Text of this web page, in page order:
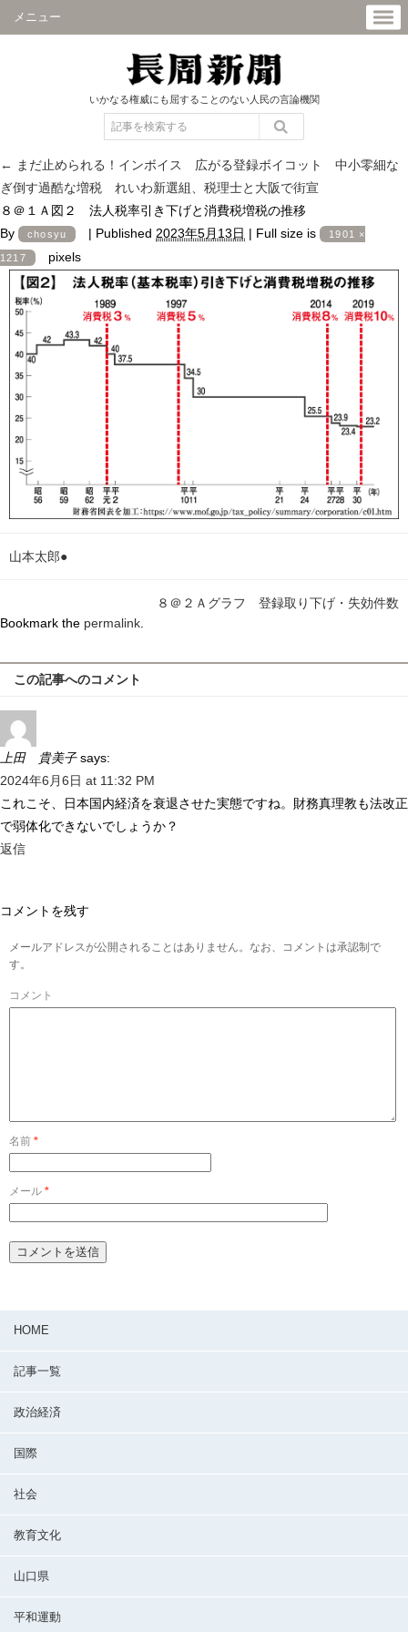
メニュー
いかなる権威にも屈することのない人民の言論機関
← まだ止められる！インボイス 広がる登録ボイコット 中小零細な
ぎ倒す過酷な増税 れいわ新選組、税理士と大阪で街宣
８＠１Ａ図２ 法人税率引き下げと消費税増税の推移
By
chosyu | Published 2023年5月13日 | Full size is 1901 ×
1217 pixels
山本太郎●
８＠２Ａグラフ 登録取り下げ・失効件数
Bookmark the permalink
この記事へのコメント
上田 貴美子 says:
2024年6月6日 at 11:32 PM
これこそ、日本国内経済を衰退させた実態ですね。財務真理教も法改正
で弱体化できないでしょうか？
返信
コメントを残す
メールアドレスが公開されることはありません。なお、コメントは承認制で
す。
コメント
名前 *
メール *
HOME
記事一覧
政治経済
国際
社会
教育文化
山口県
平和運動